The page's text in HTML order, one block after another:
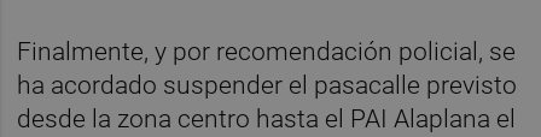
Finalmente, y por recomendación policial, se
ha acordado suspender el pasacalle previsto
desde la zona centro hasta el PAI Alaplana el